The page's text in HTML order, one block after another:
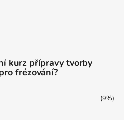
kurz přípravy tvorby
frézování?
(9%)